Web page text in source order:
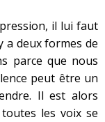
il lui faut
a deux formes de
parce que nous
peut être un
Il est alors
les voix se